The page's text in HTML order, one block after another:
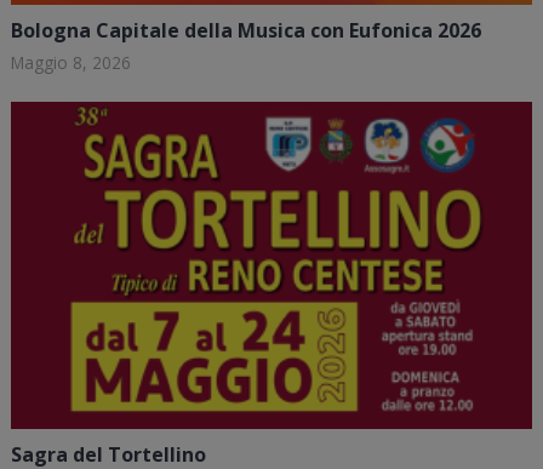
Bologna Capitale della Musica con Eufonica 2026
Maggio 8, 2026
Sagra del Tortellino